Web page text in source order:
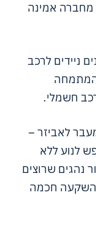
מחברה אמינה
ניידים לרכב
חשמלי.
לאביזר –
לנוע ללא
נהגים שרוצים
חכמה